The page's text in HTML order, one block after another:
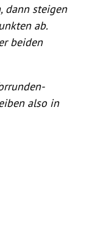
dann steigen
ab.
beiden
also in